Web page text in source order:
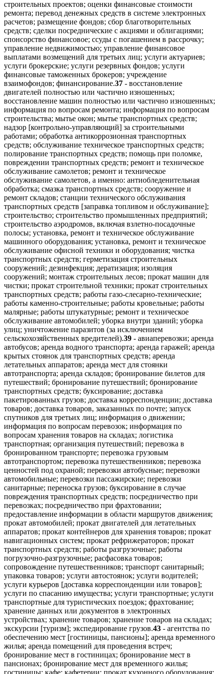
строительных проектов; оценки финансовые стоимости
ремонта; перевод денежных средств в системе электронных
расчетов; размещение фондов; сбор благотворительных
средств; сделки посреднические с акциями и облигациями;
спонсорство финансовое; ссуды с погашением в рассрочку;
управление недвижимостью; управление финансовое
выплатами возмещений для третьих лиц; услуги актуариев;
услуги брокерские; услуги резервных фондов; услуги
финансовые таможенных брокеров; учреждение
взаимофондов; финансирование.37 - восстановление
двигателей полностью или частично изношенных;
восстановление машин полностью или частично изношенных;
информация по вопросам ремонта; информация по вопросам
строительства; мытье окон; мытье транспортных средств;
надзор [контрольно-управляющий] за строительными
работами; обработка антикоррозионная транспортных
средств; обслуживание техническое транспортных средств;
полирование транспортных средств; помощь при поломке,
повреждении транспортных средств; ремонт и техническое
обслуживание самолетов; ремонт и техническое
обслуживание самолетов, а именно: антиобледенительная
обработка; смазка транспортных средств; сооружение и
ремонт складов; станции технического обслуживания
транспортных средств [заправка топливом и обслуживание];
строительство; строительство промышленных предприятий;
строительство аэродромов, включая взлетно-посадочные
полосы; установка, ремонт и техническое обслуживание
машинного оборудования; установка, ремонт и техническое
обслуживание офисной техники и оборудования; чистка
транспортных средств; герметизация строительных
сооружений; дезинфекция; дератизация; изоляция
сооружений; монтаж строительных лесов; прокат машин для
чистки; прокат строительной техники; прокат строительных
транспортных средств; работы газо-слесарно-технические;
работы каменно-строительные; работы кровельные; работы
малярные; работы штукатурные; ремонт и техническое
обслуживание автомобилей; уборка внутри зданий; уборка
улиц; уничтожение паразитов (за исключением
сельскохозяйственных вредителей).39 - авиаперевозки; аренда
автобусов; аренда водного транспорта; аренда гаражей; аренда
крытых стоянок для транспортных средств; аренда
летательных аппаратов; аренда мест для стоянки
автотранспорта; аренда складов; бронирование билетов для
путешествий; бронирование путешествий; бронирование
транспортных средств; буксирование; доставка
пакетированных грузов; доставка корреспонденции; доставка
товаров; доставка товаров, заказанных по почте; запуск
спутников для третьих лиц; информация о движении;
информация по вопросам перевозок; информация по
вопросам хранения товаров на складах; логистика
транспортная; организация путешествий; перевозка в
бронированном транспорте; перевозка грузовым
автотранспортом; перевозка путешественников; перевозка
ценностей под охраной; перевозки автобусные; перевозки
автомобильные; перевозки пассажирские; перевозки
санитарные; переноска грузов; буксирование в случае
повреждения транспортных средств; посредничество при
перевозках; посредничество при фрахтовании;
предоставление информации в области маршрутов движения;
прокат автомобилей; прокат двигателей для летательных
аппаратов; прокат контейнеров для хранения товаров; прокат
навигационных систем; прокат рефрижераторов; прокат
транспортных средств; работы разгрузочные; работы
погрузочно-разгрузочные; расфасовка товаров;
сопровождение путешественников; транспорт санитарный;
упаковка товаров; услуги автостоянок; услуги водителей;
услуги курьеров [доставка корреспонденции или товаров];
услуги по спасанию имущества; услуги транспортные; услуги
транспортные для туристических поездок; фрахтование;
хранение данных или документов в электронных
устройствах; хранение товаров; хранение товаров на складах;
экскурсии [туризм]; экспедирование грузов.43 - агентства по
обеспечению мест [гостиницы, пансионы]; аренда временного
жилья; аренда помещений для проведения встреч;
бронирование мест в гостиницах; бронирование мест в
пансионах; бронирование мест для временного жилья;
гостиницы; кафе; кафетерии; прокат кухонного оборудования;